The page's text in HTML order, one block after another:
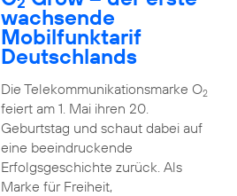
wachsende
Mobilfunktarif
Deutschlands
Die Telekommunikationsmarke O2
feiert am 1. Mai ihren 20.
Geburtstag und schaut dabei auf
eine beeindruckende
Erfolgsgeschichte zurück. Als
Marke für Freiheit,